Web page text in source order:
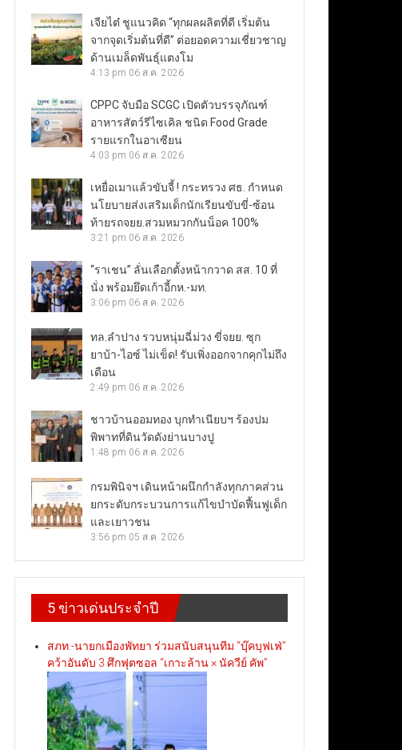
เจียไต๋ ชูแนวคิด “ทุกผลผลิตที่ดี เริ่มต้น
จากจุดเริ่มต้นที่ดี” ต่อยอดความเชี่ยวชาญ
ด้านเมล็ดพันธุ์แตงโม
4:13 pm 06 ส.ค. 2026
CPPC จับมือ SCGC เปิดตัวบรรจุภัณฑ์
อาหารสัตว์รีไซเคิล ชนิด Food Grade
รายแรกในอาเซียน
4:03 pm 06 ส.ค. 2026
เหยื่อเมาแล้วขับจี้ ! กระทรวง ศธ. กำหนด
นโยบายส่งเสริมเด็กนักเรียนขับขี่-ซ้อน
ท้ายรถจยย.สวมหมวกกันน็อค 100%
3:21 pm 06 ส.ค. 2026
“ราเชน” ลั่นเลือกตั้งหน้ากวาด สส. 10 ที่
นั่ง พร้อมยึดเก้าอี้กห.-มท.
3:06 pm 06 ส.ค. 2026
ทล.ลำปาง รวบหนุ่มฉี่ม่วง ขี่จยย. ซุก
ยาบ้า-ไอซ์ ไม่เข็ด! รับเพิ่งออกจากคุกไม่ถึง
เดือน
2:49 pm 06 ส.ค. 2026
ชาวบ้านออมทอง บุกทำเนียบฯ ร้องปม
พิพาทที่ดินวัดดังย่านบางปู
1:48 pm 06 ส.ค. 2026
กรมพินิจฯ เดินหน้าผนึกกำลังทุกภาคส่วน
ยกระดับกระบวนการแก้ไขบำบัดฟื้นฟูเด็ก
และเยาวชน
3:56 pm 05 ส.ค. 2026
5 ข่าวเด่นประจำปี
สภท.-นายกเมืองพัทยา ร่วมสนับสนุนทีม “บุ๊คบุฟเฟ่”
คว้าอันดับ 3 ศึกฟุตซอล “เกาะล้าน × นัควีย์ คัพ”